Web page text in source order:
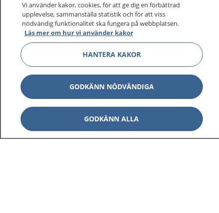
1177 på flera språk
Om 1177 Visa
Kontakt Visa
Behandling av personuppgifter
Vi använder kakor, cookies, för att ge dig en förbättrad
upplevelse, sammanställa statistik och för att viss
nödvändig funktionalitet ska fungera på webbplatsen.
Läs mer om hur vi använder kakor
HANTERA KAKOR
GODKÄNN NÖDVÄNDIGA
GODKÄNN ALLA